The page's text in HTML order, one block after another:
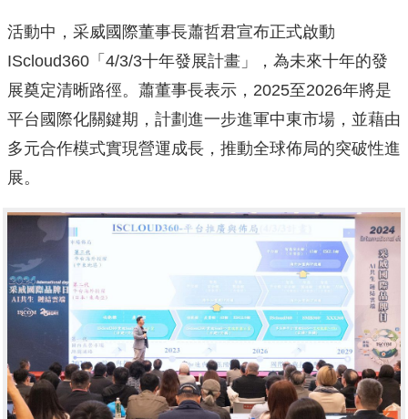
活動中，采威國際董事長蕭哲君宣布正式啟動
IScloud360「4/3/3十年發展計畫」，為未來十年的發
展奠定清晰路徑。蕭董事長表示，2025至2026年將是
平台國際化關鍵期，計劃進一步進軍中東市場，並藉由
多元合作模式實現營運成長，推動全球佈局的突破性進
展。